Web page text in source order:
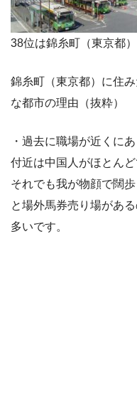
38位は錦糸町（東京都）
錦糸町（東京都）に住
な都市の理由（抜粋）
・過去に職場が近くに
付近は中国人がほとん
それでも我が物顔で闊
と場外馬券売り場があ
多いです。